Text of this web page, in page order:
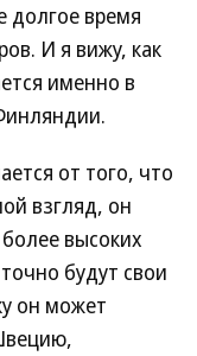
долгое время
И я вижу, как
именно в
от того, что
взгляд, он
высоких
будут свои
он может